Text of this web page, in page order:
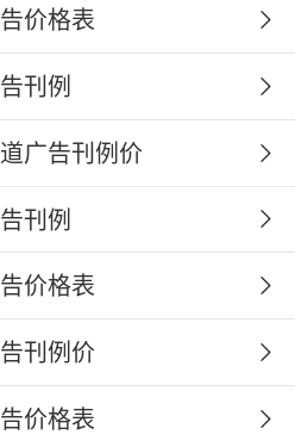
价格表
刊例
广告刊例价
刊例
价格表
刊例价
价格表